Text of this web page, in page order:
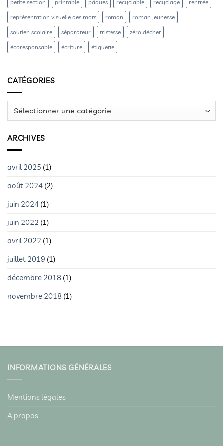
petite section
printable pâques recyclable recyclage
rentrée
représentation visuelle des mots
roman
roman jeunesse
soutien scolaire
séparateur tristesse
zéro déchet
écoresponsable
écriture étiquette
CATÉGORIES
ARCHIVES
avril 2025 (1)
août 2024 (2)
juin 2024 (1)
juin 2022 (1)
avril 2022 (1)
juillet 2019 (1)
décembre 2018 (1)
novembre 2018 (1)
INFORMATIONS GÉNÉRALES
Mentions légales
A propos